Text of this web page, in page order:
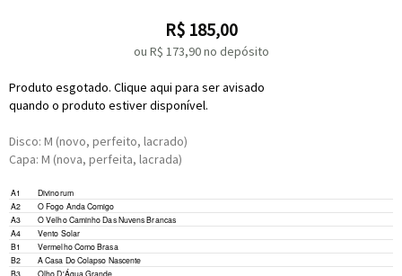
R$ 185,00
ou R$ 173,90no depósito
Produto esgotado. Clique aqui para ser avisado
quando o produto estiver disponível.
Disco: M (novo, perfeito, lacrado)
Capa: M (nova, perfeita, lacrada)
A1 Divinorum
Written-By –
A2 O Fogo Anda Comigo
Written-By – Julito Cavalcante
A3 O Velho Caminho Das Nuvens Brancas
Written-By –Julito Cavalcante
A4 Vento Solar
Written-By –
B1 Vermelho Como Brasa
Written-By –Julito Cavalcante
B2 A Casa Do Colapso Nascente
Written-By –Julito Cavalcante
B3 Olho D'Água Grande
Written-By – Julito Cavalcante